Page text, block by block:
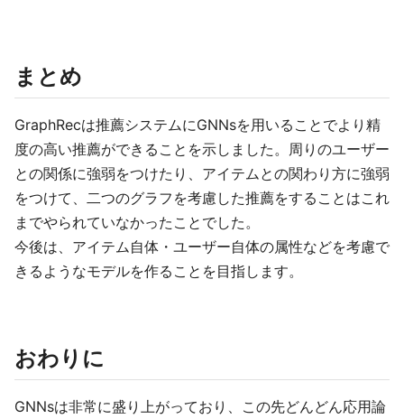
まとめ
GraphRecは推薦システムにGNNsを用いることでより精
度の高い推薦ができることを示しました。周りのユーザー
との関係に強弱をつけたり、アイテムとの関わり方に強弱
をつけて、二つのグラフを考慮した推薦をすることはこれ
までやられていなかったことでした。
今後は、アイテム自体・ユーザー自体の属性などを考慮で
きるようなモデルを作ることを目指します。
おわりに
GNNsは非常に盛り上がっており、この先どんどん応用論